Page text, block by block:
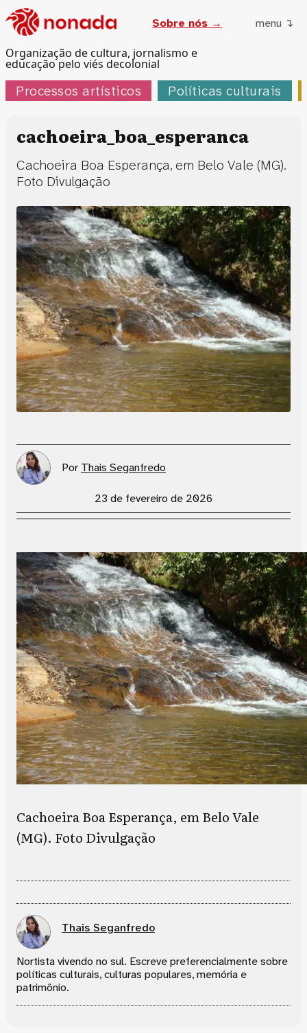
Organização de cultura, jornalismo e
educação pelo viés decolonial
Sobre nós → menu ↴
Processos artísticos Políticas culturais
cachoeira_boa_esperanca
Cachoeira Boa Esperança, em Belo Vale (MG).
Foto Divulgação
Por Thais Seganfredo
23 de fevereiro de 2026
Cachoeira Boa Esperança, em Belo Vale
(MG). Foto Divulgação
Thais Seganfredo
Nortista vivendo no sul. Escreve preferencialmente sobre
políticas culturais, culturas populares, memória e
patrimônio.